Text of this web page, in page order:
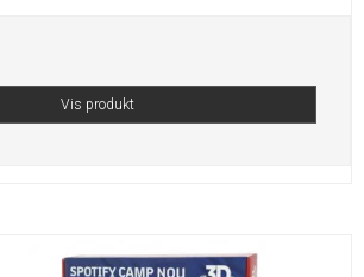
Vis produkt